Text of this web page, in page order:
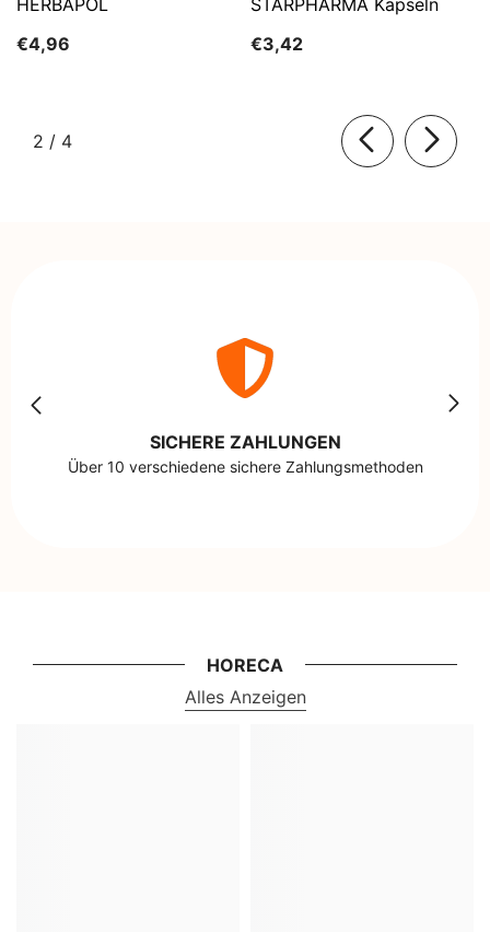
HERBAPOL
€4,96
STARPHARMA Kapseln
€3,42
2 / von
4
SICHERE ZAHLUNGEN
Über 10 verschiedene sichere Zahlungsmethoden
HORECA
Alles Anzeigen